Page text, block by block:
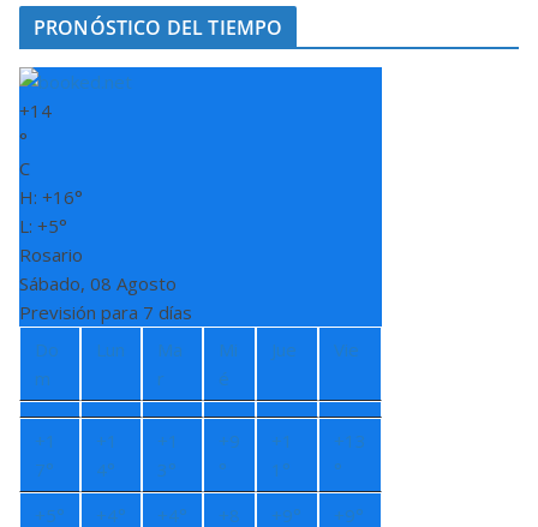
PRONÓSTICO DEL TIEMPO
+14
°
C
H: +16°
L: +5°
Rosario
Sábado, 08 Agosto
Previsión para 7 días
Do
m
Lun
Ma
r
Mi
é
Jue Vie
+1
7°
+1
4°
+1
3°
+9
°
+1
1°
+13
°
+5° +4° +4° +8
+9° +9°